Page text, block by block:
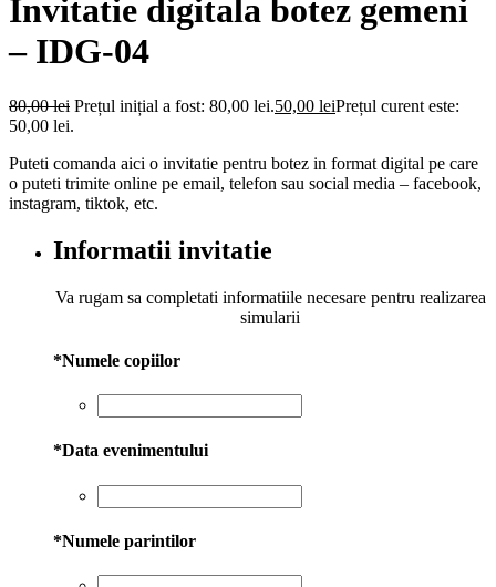
Invitatie digitala botez gemeni
– IDG-04
80,00lei Prețul inițial a fost: 80,00 lei.50,00 leiPrețul curent este:
50,00 lei.
Puteti comanda aici o invitatie pentru botez in format digital pe care
o puteti trimite online pe email, telefon sau social media – facebook,
instagram, tiktok, etc.
Informatii invitatie
Va rugam sa completati informatiile necesare pentru realizarea
simularii
*Numele copiilor
*Data evenimentului
*Numele parintilor